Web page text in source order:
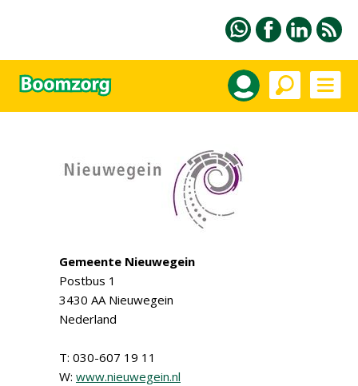
Gemeente Nieuwegein
Postbus 1
3430 AA Nieuwegein
Nederland
T: 030-607 19 11
W: www.nieuwegein.nl